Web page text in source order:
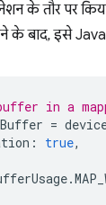
के तौर पर
के बाद, इसे
in a
=
: true,
.